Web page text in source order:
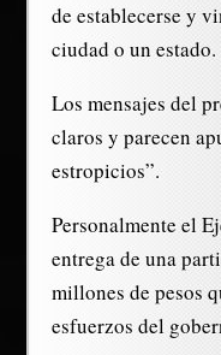
de establecerse y
ciudad o un estado.
Los mensajes del
claros y parecen
estropicios”.
Personalmente el
entrega de una
millones de pesos
esfuerzos del